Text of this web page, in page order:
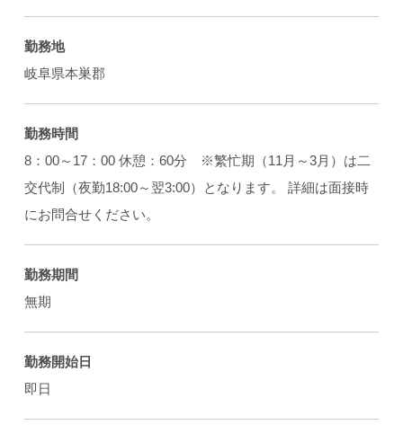
勤務地
岐阜県本巣郡
勤務時間
8：00～17：00 休憩：60分 ※繁忙期（11月～3月）は二
交代制（夜勤18:00～翌3:00）となります。 詳細は面接時
にお問合せください。
勤務期間
無期
勤務開始日
即日